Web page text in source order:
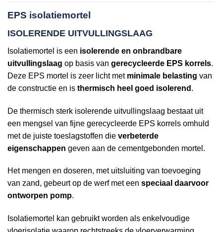
EPS isolatiemortel
ISOLERENDE UITVULLINGSLAAG
Isolatiemortel is een isolerende en onbrandbare
uitvullingslaag op basis van gerecycleerde EPS korrels.
Deze EPS mortel is zeer licht met minimale belasting van
de constructie en is thermisch heel goed isolerend .
De thermisch sterk isolerende uitvullingslaag bestaat uit
een mengsel van fijne gerecycleerde EPS korrels omhuld
met de juiste toeslagstoffen die verbeterde
eigenschappen geven aan de cementgebonden mortel.
Het mengen en doseren, met uitsluiting van toevoeging
van zand, gebeurt op de werf met een speciaal daarvoor
ontworpen pomp.
Isolatiemortel kan gebruikt worden als enkelvoudige